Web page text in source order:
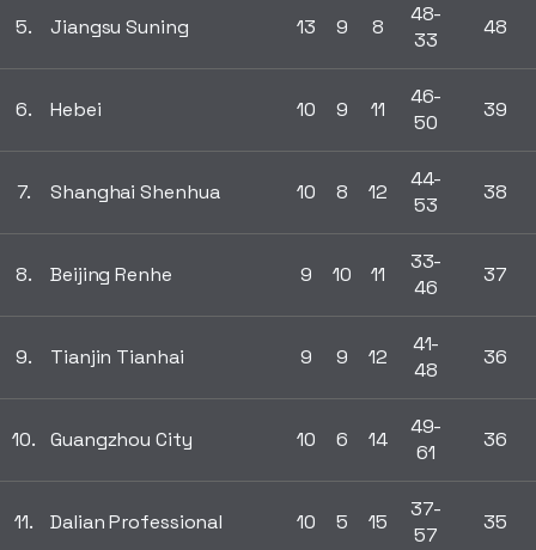
5. Jiangsu Suning 13 9 8
48-
33
48
6. Hebei 10 9 11
46-
50
39
7. Shanghai Shenhua 10 8 12
44-
53
38
8. Beijing Renhe 9 10 11
33-
46
37
9. Tianjin Tianhai 9 9 12
41-
48
36
10. Guangzhou City 10 6 14
49-
61
36
11. Dalian Professional 10 5 15
37-
57
35